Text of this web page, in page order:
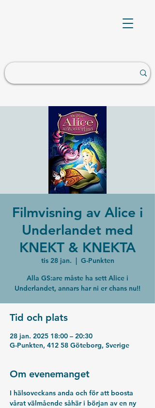
Filmvisning av Alice i
Underlandet med
KNEKT & KNEKTA
tis 28 jan.
  |
G-Punkten
Alla GS:are måste ha sett Alice i
Underlandet, annars har ni er chans nu!!
Tid och plats
28 jan. 2025 18:00 – 20:30
G-Punkten, 412 58 Göteborg, Sverige
Om evenemanget
I hälsoveckans anda och för att boosta
vårat välmående såhär i början av en ny